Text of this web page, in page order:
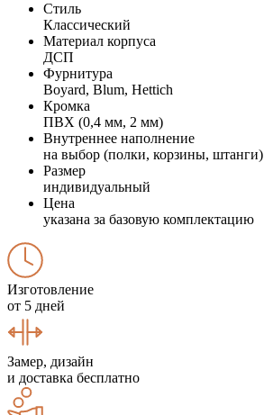
Стиль
Классический
Материал корпуса
ДСП
Фурнитура
Boyard, Blum, Hettich
Кромка
ПВХ (0,4 мм, 2 мм)
Внутреннее наполнение
на выбор (полки, корзины, штанги)
Размер
индивидуальный
Цена
указана за базовую комплектацию
Изготовление
от 5 дней
Замер, дизайн
и доставка бесплатно